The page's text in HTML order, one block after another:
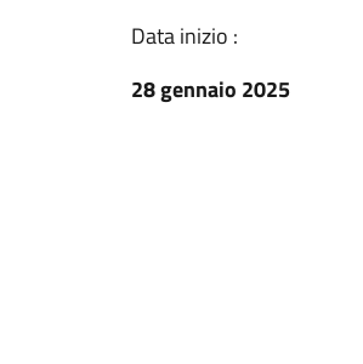
Data inizio :
28 gennaio 2025